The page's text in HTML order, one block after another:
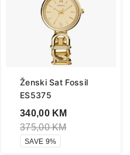
Ženski Sat Fossil
ES5375
340,00 KM
375,00KM
SAVE 9%